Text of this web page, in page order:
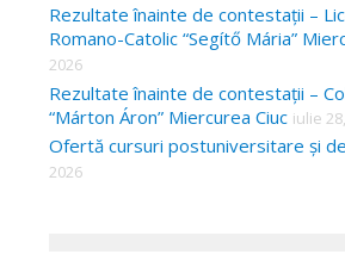
Rezultate înainte de contestații –
Romano-Catolic “Segítő Mária”
2026
Rezultate înainte de contestații –
“Márton Áron” Miercurea Ciuc iulie
Ofertă cursuri postuniversitare și
2026